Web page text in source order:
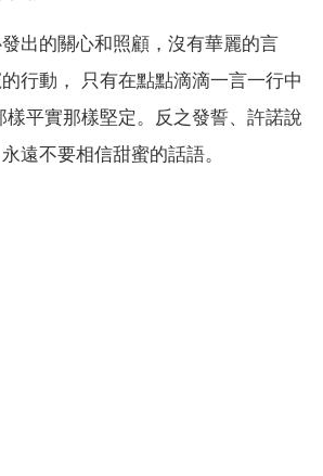
出的關心和照顧，沒有華麗的言
行動， 只有在點點滴滴一言一行中
平實那樣堅定。反之發誓、許諾說
遠不要相信甜蜜的話語。